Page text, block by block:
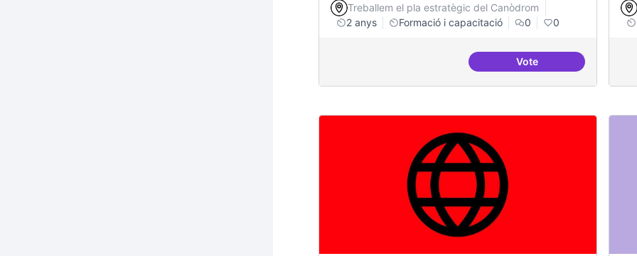
Treballem el pla estratègic del Canòdrom
2 anys
Formació i capacitació 0 0
VoteTenir un programa